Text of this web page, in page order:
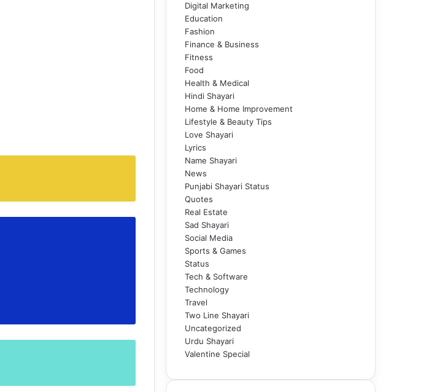
Digital Marketing
Education
Fashion
Finance & Business
Fitness
Food
Health & Medical
Hindi Shayari
Home & Home Improvement
Lifestyle & Beauty Tips
Love Shayari
Lyrics
Name Shayari
News
Punjabi Shayari Status
Quotes
Real Estate
Sad Shayari
Social Media
Sports & Games
Status
Tech & Software
Technology
Travel
Two Line Shayari
Uncategorized
Urdu Shayari
Valentine Special